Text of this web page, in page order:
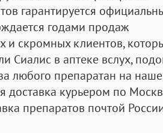
гарантируется
годами продаж
и скромных клиентов,
Сиалис в аптеке вслух,
любого препаратан на
доставка курьером по
препаратов почтой